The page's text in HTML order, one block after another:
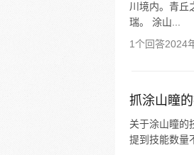
川境内。青丘
瑞。 涂山...
1个回答2024
抓涂山瞳
关于涂山瞳的
提到技能数量